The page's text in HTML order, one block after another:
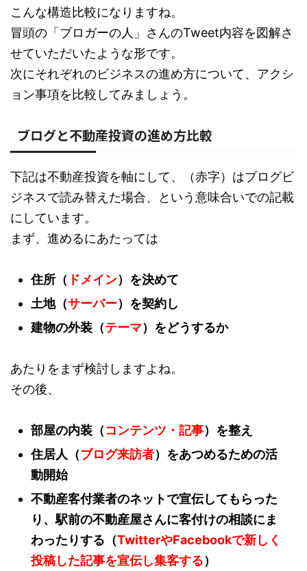
こんな構造比較になりますね。
冒頭の「ブロガーの人」さんのTweet内容を図解さ
せていただいたような形です。
次にそれぞれのビジネスの進め方について、アクシ
ョン事項を比較してみましょう。
ブログと不動産投資の進め方比較
下記は不動産投資を軸にして、（赤字）はブログビ
ジネスで読み替えた場合、という意味合いでの記載
にしています。
まず、進めるにあたっては
住所（ ドメイン）を決めて
土地（サーバー）を契約し
建物の外装（テーマ）をどうするか
あたりをまず検討しますよね。
その後、
部屋の内装（コンテンツ・記事）を整え
住居人（ブログ来訪者）をあつめるための活
動開始
不動産客付業者のネットで宣伝してもらった
り、駅前の不動産屋さんに客付けの相談にま
わったりする（TwitterやFacebookで新しく
投稿した記事を宣伝し集客する）